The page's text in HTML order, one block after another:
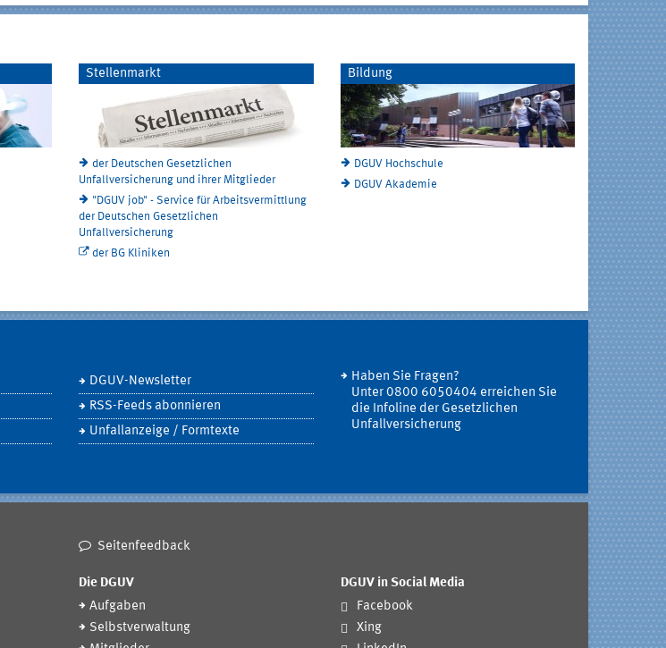
Stellenmarkt
der Deutschen Gesetzlichen
Unfallversicherung und ihrer Mitglieder
"DGUV job" - Service für Arbeitsvermittlung
der Deutschen Gesetzlichen
Unfallversicherung
der BG Kliniken
Bildung
DGUV Hochschule
DGUV Akademie
DGUV-Newsletter
RSS-Feeds abonnieren
Unfallanzeige / Formtexte
Haben Sie Fragen?
Unter 0800 6050404 erreichen Sie
die Infoline der Gesetzlichen
Unfallversicherung
Seitenfeedback
Die DGUV
Aufgaben
Selbstverwaltung
DGUV in Social Media
Facebook
Xing